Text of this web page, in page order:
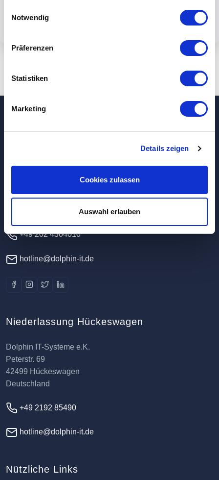
Notwendig
Präferenzen
Statistiken
Marketing
Details zeigen
Cookies zulassen
Auswahl erlauben
Hauptverwaltung / Rechenzentrum
42389 Wuppertal
+49 202 4304010
hotline@dolphin-it.de
Niederlassung Hückeswagen
Dolphin IT-Systeme e.K.
Peterstr. 69
42499 Hückeswagen
Deutschland
+49 2192 85490
hotline@dolphin-it.de
Nützliche Links